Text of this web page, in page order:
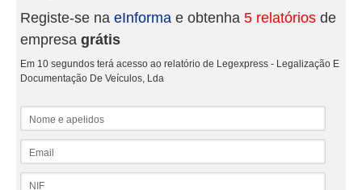
Registe-se na eInforma e obtenha 5 relatórios de
empresa grátis
Em 10 segundos terá acesso ao relatório de Legexpress - Legalização E
Documentação De Veículos, Lda